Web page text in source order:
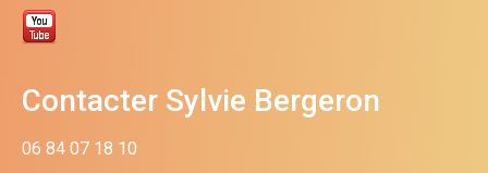
Contacter Sylvie Bergeron
06 84 07 18 10